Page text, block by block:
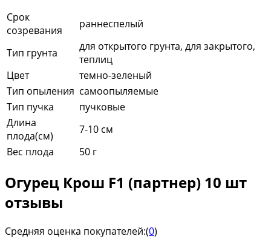
Срок
созревания
раннеспелый
Тип грунта
для открытого грунта, для закрытого,
теплиц
Цвет
темно-зеленый
Тип опыления самоопыляемые
Тип пучка
пучковые
Длина
плода(см)
7-10 см
Вес плода
50 г
Огурец Крош F1 (партнер) 10 шт
отзывы
Средняя оценка покупателей:(0)